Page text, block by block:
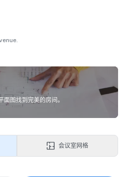
图找到完美的房间。
会议室网格